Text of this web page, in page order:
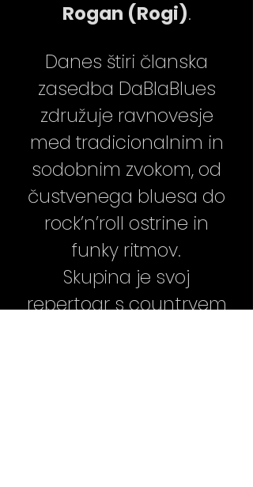
Rogan (Rogi).
Danes štiri članska
zasedba DaBlaBlues
združuje ravnovesje
med tradicionalnim in
sodobnim zvokom, od
čustvenega bluesa do
rock’n’roll ostrine in
funky ritmov.
Skupina je svoj
repertoar s countryem